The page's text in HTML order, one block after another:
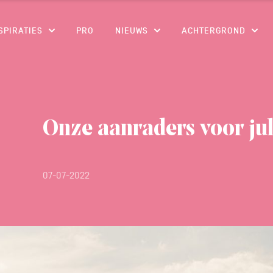
PRO NIEUWS ACHTERGROND
Onze aanraders voor
07-07-2022